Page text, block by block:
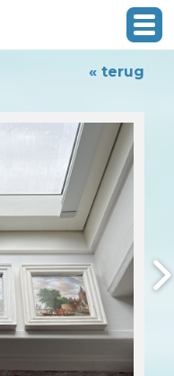
« terug